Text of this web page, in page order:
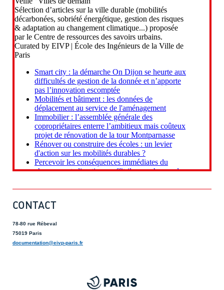
CONTACT
78-80 rue Rébeval
75019 Paris
documentation@eivp-paris.fr